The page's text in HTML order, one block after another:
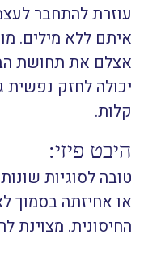
עוזרת להתחבר
איתם ללא מילים.
אצלם את תחושת
יכולה לחזק נפשית
קלות.
היבט פיזי:
טובה לסוגיות
או אחיזתה בסמוך
החיסונית. מצוינת